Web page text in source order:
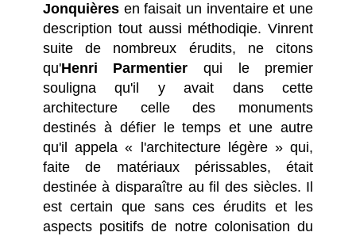
Jonquières en faisait un inventaire et une
description tout aussi méthodiqie. Vinrent
suite de nombreux érudits, ne citons
qu'Henri Parmentier qui le premier
souligna qu'il y avait dans cette
architecture celle des monuments
destinés à défier le temps et une autre
qu'il appela « l'architecture légère » qui,
faite de matériaux périssables, était
destinée à disparaître au fil des siècles. Il
est certain que sans ces érudits et les
aspects positifs de notre colonisation du